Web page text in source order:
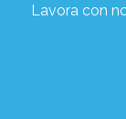
Lavora con